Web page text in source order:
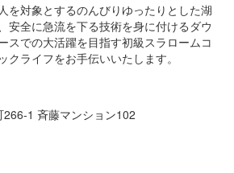
を対象とするのんびりゆったりとした湖
安全に急流を下る技術を身に付けるダウ
スでの大活躍を目指す初級スラロームコ
クライフをお手伝いいたします。
1 斉藤マンション102